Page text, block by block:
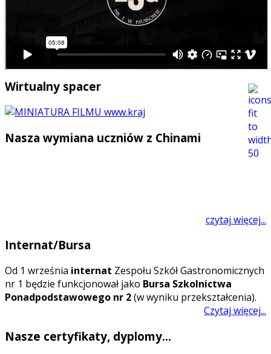
Wirtualny spacer
Nasza wymiana uczniów z Chinami
czytaj więcej...
Internat/Bursa
Od 1 września internat Zespołu Szkół Gastronomicznych
nr 1 będzie funkcjonował jako Bursa Szkolnictwa
Ponadpodstawowego nr 2(w wyniku przekształcenia).
Czytaj więcej...
Nasze certyfikaty, dyplomy...